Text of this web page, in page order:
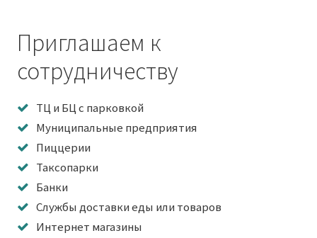
Приглашаем к
сотрудничеству
ТЦ и БЦ с парковкой
Муниципальные предприятия
Пиццерии
Таксопарки
Банки
Службы доставки еды или товаров
Интернет магазины